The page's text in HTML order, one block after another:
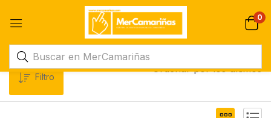
0
Filtro
Ordenar por los últimos